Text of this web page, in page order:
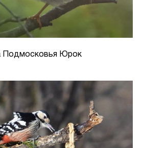
Подмосковья Юрок